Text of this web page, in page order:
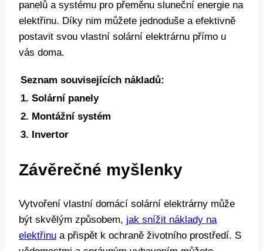
panelů a systému pro přeměnu sluneční energie na
elektřinu. Díky nim můžete jednoduše a efektivně
postavit svou vlastní solární elektrárnu přímo u
vás doma.
Seznam souvisejících nákladů:
1. Solární panely
2. Montážní systém
3. Invertor
Závěrečné myšlenky
Vytvoření vlastní domácí solární elektrárny může
být skvělým způsobem, jak snížit náklady na
elektřinu a přispět k ochraně životního prostředí. S